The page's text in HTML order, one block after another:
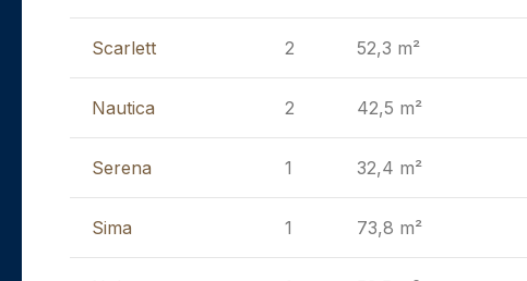
Scarlett 2 52,3 m²
Nautica 2 42,5 m²
Serena 1 32,4 m²
Sima 1 73,8 m²